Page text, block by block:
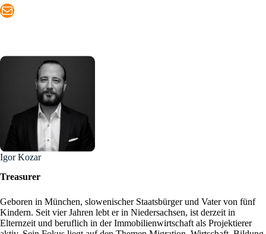
Mail
Igor Kozar
Treasurer
Geboren in München, slowenischer Staatsbürger und Vater von fünf
Kindern. Seit vier Jahren lebt er in Niedersachsen, ist derzeit in
Elternzeit und beruflich in der Immobilienwirtschaft als Projektierer